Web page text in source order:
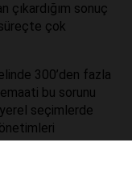
çıkardığım sonuç
çok
300’den fazla
bu sorunu
seçimlerde